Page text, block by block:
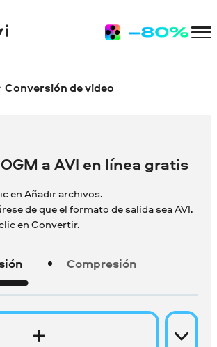
Conversión de video
a AVI en línea gratis
en Añadir archivos.
de que el formato de salida sea AVI.
en Convertir.
Compresión